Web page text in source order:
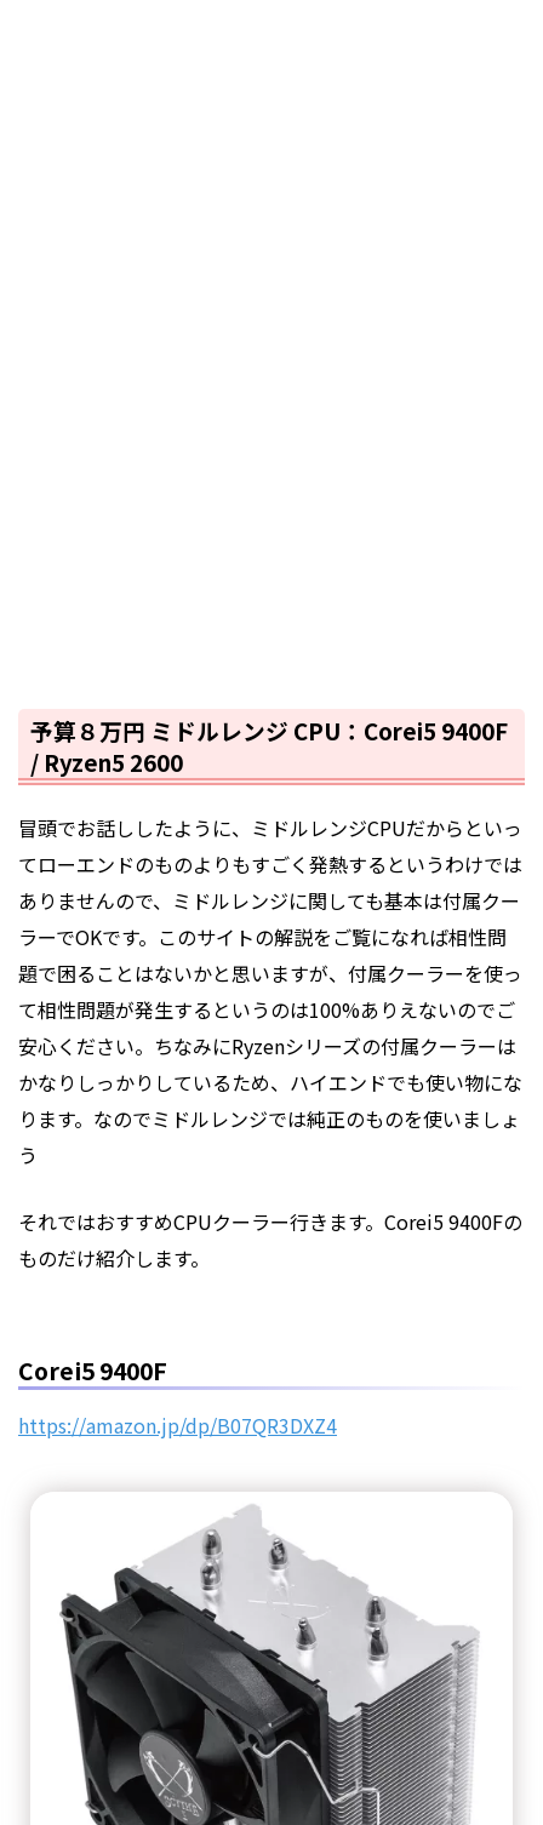
予算８万円 ミドルレンジ CPU：Corei5 9400F
/ Ryzen5 2600
冒頭でお話ししたように、ミドルレンジCPUだからといっ
てローエンドのものよりもすごく発熱するというわけでは
ありませんので、ミドルレンジに関しても基本は付属クー
ラーでOKです。このサイトの解説をご覧になれば相性問
題で困ることはないかと思いますが、付属クーラーを使っ
て相性問題が発生するというのは100%ありえないのでご
安心ください。ちなみにRyzenシリーズの付属クーラーは
かなりしっかりしているため、ハイエンドでも使い物にな
ります。なのでミドルレンジでは純正のものを使いましょ
う
それではおすすめCPUクーラー行きます。Corei5 9400Fの
ものだけ紹介します。
Corei5 9400F
https://amazon.jp/dp/B07QR3DXZ4